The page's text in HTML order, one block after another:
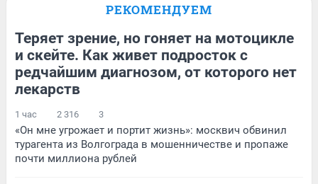
РЕКОМЕНДУЕМ
Теряет зрение, но гоняет на мотоцикле
и скейте. Как живет подросток с
редчайшим диагнозом, от которого нет
лекарств
1 час 2 316 3
«Он мне угрожает и портит жизнь»: москвич обвинил
турагента из Волгограда в мошенничестве и пропаже
почти миллиона рублей